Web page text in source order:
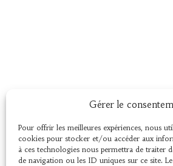
Gérer le
Pour offrir les meilleures expériences, nous
cookies pour stocker et/ou accéder aux
à ces technologies nous permettra de traiter
de navigation ou les ID uniques sur ce site.